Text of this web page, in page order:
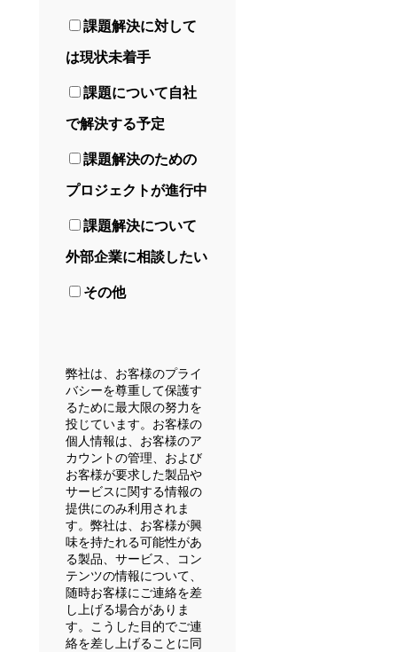
課題解決に対して
は現状未着手
課題について自社
で解決する予定
課題解決のための
プロジェクトが進行中
課題解決について
外部企業に相談したい
その他
弊社は、お客様のプライ
バシーを尊重して保護す
るために最大限の努力を
投じています。お客様の
個人情報は、お客様のア
カウントの管理、および
お客様が要求した製品や
サービスに関する情報の
提供にのみ利用されま
す。弊社は、お客様が興
味を持たれる可能性があ
る製品、サービス、コン
テンツの情報について、
随時お客様にご連絡を差
し上げる場合がありま
す。こうした目的でご連
絡を差し上げることに同